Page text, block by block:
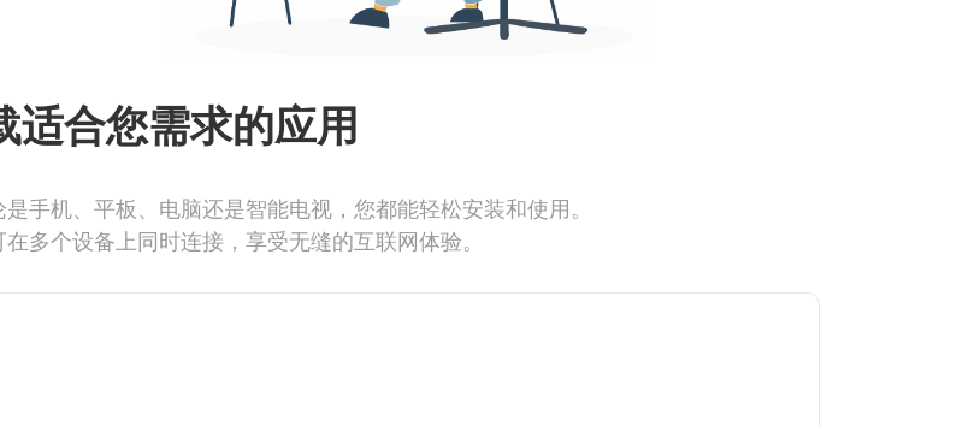
适合您需求的应用
手机、平板、电脑还是智能电视，您都能轻松安装和使用。
多个设备上同时连接，享受无缝的互联网体验。